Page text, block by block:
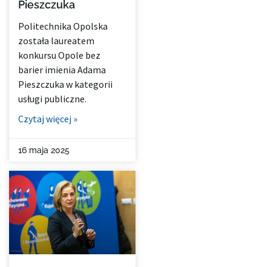
Pieszczuka
Politechnika Opolska
została laureatem
konkursu Opole bez
barier imienia Adama
Pieszczuka w kategorii
usługi publiczne.
Czytaj więcej »
16 maja 2025